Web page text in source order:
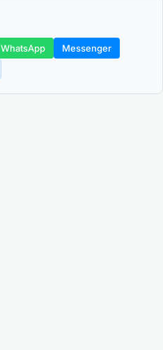
WhatsApp
Messenger